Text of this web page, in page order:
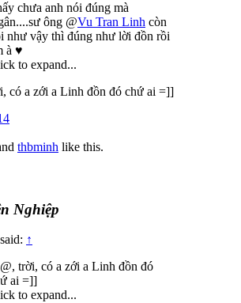
chưa anh nói đúng mà
ông @Vu Tran Linh còn
như vậy thì đúng như lời đồn rồi
à ♥
to expand...
có a zới a Linh đồn đó chứ ai =]]
thbminh like this.
Nghiệp
↑
trời, có a zới a Linh đồn đó
ai =]]
to expand...